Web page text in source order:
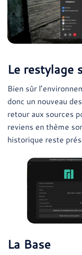
Le restylage
Bien sûr
donc un nouveau
retour aux sources
reviens en thème
historique reste
La Base